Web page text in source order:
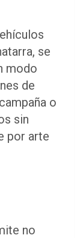
se
modo
de
o
sin
por arte
no